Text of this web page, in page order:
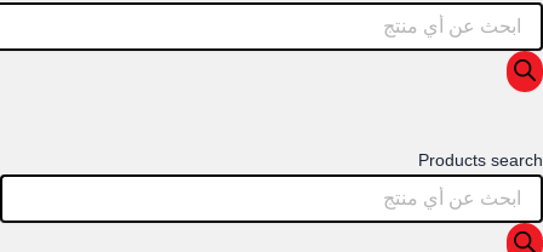
Products search